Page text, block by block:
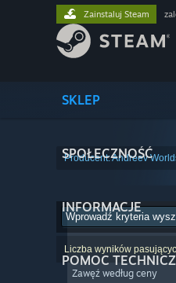
SKLEP
SPOŁECZNOŚĆ
INFORMACJE
POMOC
Zainstaluj Steam
Producent: Andreev
Liczba wyników
Zawęź według ceny